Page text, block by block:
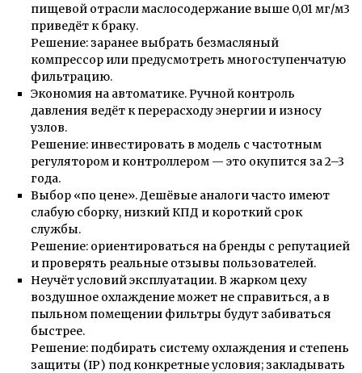
пищевой отрасли маслосодержание выше 0,01 мг/м3
приведёт к браку.
Решение: заранее выбрать безмасляный
компрессор или предусмотреть многоступенчатую
фильтрацию.
Экономия на автоматике. Ручной контроль
давления ведёт к перерасходу энергии и износу
узлов.
Решение: инвестировать в модель с частотным
регулятором и контроллером — это окупится за 2–3
года.
Выбор «по цене». Дешёвые аналоги часто имеют
слабую сборку, низкий КПД и короткий срок
службы.
Решение: ориентироваться на бренды с репутацией
и проверять реальные отзывы пользователей.
Неучёт условий эксплуатации. В жарком цеху
воздушное охлаждение может не справиться, а в
пыльном помещении фильтры будут забиваться
быстрее.
Решение: подбирать систему охлаждения и степень
защиты (IP) под конкретные условия; закладывать